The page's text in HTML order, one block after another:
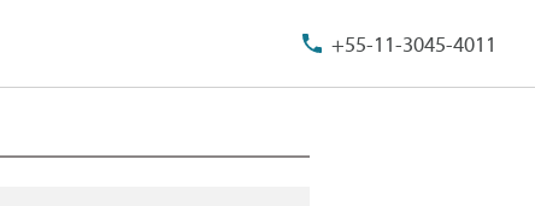
+55-11-3045-4011